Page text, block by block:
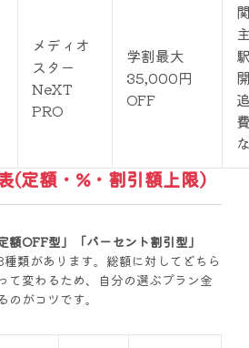
メディオ
スター
NeXT
PRO
学割最大
35,000円
OFF
(定額・%・割引額上限)
定額OFF型」「パーセント割引型」
種類があります。総額に対してどちら
て変わるため、自分の選ぶプラン金
がコツです。